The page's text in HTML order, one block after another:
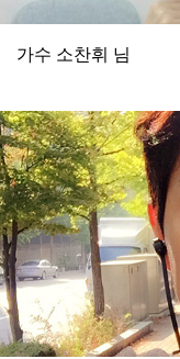
가수 소찬휘 님